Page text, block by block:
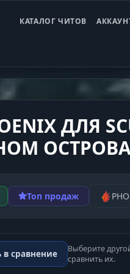
КАТАЛОГ ЧИТОВ
Scum Phoenix
ДЛЯ
Топ продаж
сравнение
Выберите
сравнить их.